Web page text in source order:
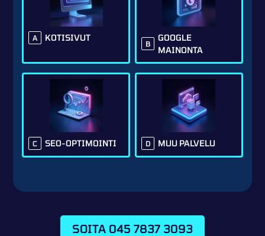
A KOTISIVUT
B
GOOGLE
MAINONTA
C SEO-OPTIMOINTI D MUU PALVELU
SOITA 045 7837 3093